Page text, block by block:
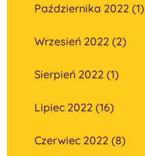
Października 2022 (1)
Wrzesień 2022 (2)
Sierpień 2022 (1)
Lipiec 2022 (16)
Czerwiec 2022 (8)